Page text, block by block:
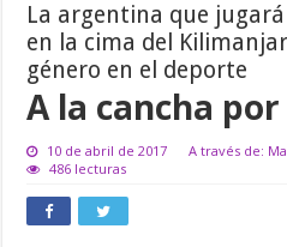
La argentina que
en la cima del
género en el deporte
A la cancha
10 de abril de 2017
A través de:
486 lecturas